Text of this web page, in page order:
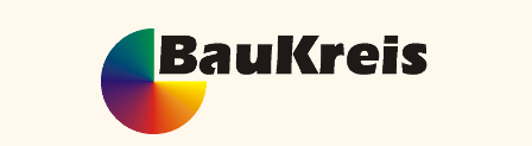
Zum Hauptinhalt springen